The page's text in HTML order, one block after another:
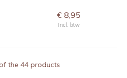
€ 8,95
Incl. btw
the 44 products